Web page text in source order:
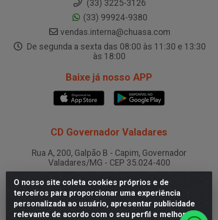
O nosso site coleta cookies próprios e de
terceiros para proporcionar uma experiência
personalizada ao usuário, apresentar publicidade
relevante de acordo com o seu perfil e melhorar a
(33) 3225-3126
(33) 99924-9380
vendas.interna@chuasa.com
De segunda a sexta das 08:00 às 11:30 e 13:30
às 18:00
Baixe já nosso APP
CD Governador Valadares
Rua A, 200, Galpão B - Capim, Governador
Valadares/MG - CEP 35.024-400
CNPJ 19.199.702/0003-36
CD Juiz de Fora